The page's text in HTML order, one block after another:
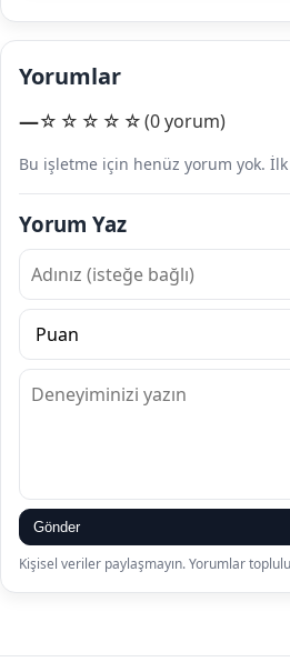
Yorumlar
—☆☆☆☆☆(0 yorum)
Bu işletme için henüz yorum yok.
Yorum Yaz
Gönder
Kişisel veriler paylaşmayın. Yorumlar